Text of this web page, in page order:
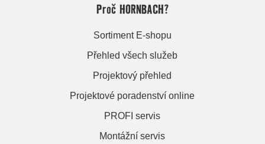
Proč HORNBACH?
Sortiment E-shopu
Přehled všech služeb
Projektový přehled
Projektové poradenství online
PROFI servis
Montážní servis